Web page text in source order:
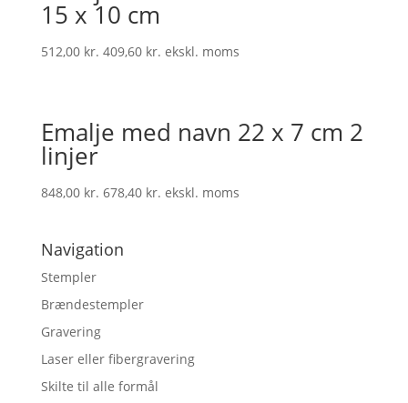
15 x 10 cm
512,00 kr. 409,60 kr. ekskl. moms
Emalje med navn 22 x 7 cm 2
linjer
848,00 kr. 678,40 kr. ekskl. moms
Navigation
Stempler
Brændestempler
Gravering
Laser eller fibergravering
Skilte til alle formål